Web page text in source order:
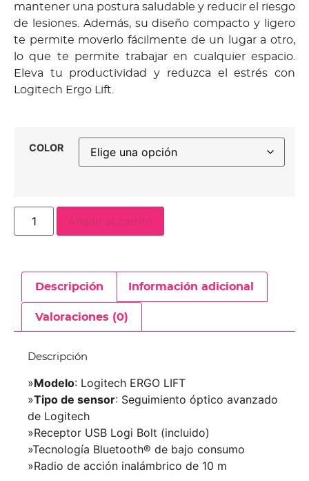
mantener una postura saludable y reducir el riesgo
de lesiones. Además, su diseño compacto y ligero
te permite moverlo fácilmente de un lugar a otro,
lo que te permite trabajar en cualquier espacio.
Eleva tu productividad y reduzca el estrés con
Logitech Ergo Lift.
COLOR
Añadir al carrito
Descripción Información adicional
Valoraciones (0)
Descripción
»Modelo: Logitech ERGO LIFT
»Tipo de sensor: Seguimiento óptico avanzado
de Logitech
»Receptor USB Logi Bolt (incluido)
»Tecnología Bluetooth® de bajo consumo
»Radio de acción inalámbrico de 10 m